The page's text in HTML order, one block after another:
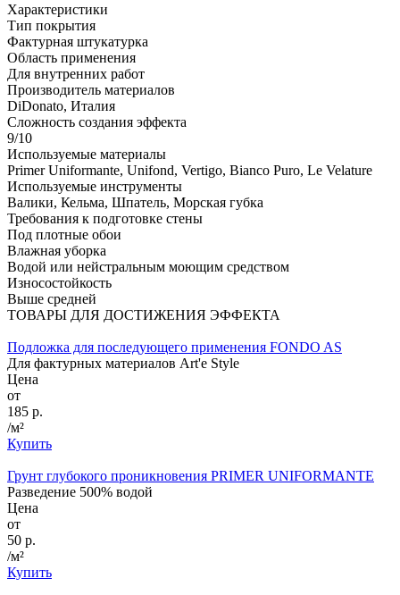
Характеристики
Тип покрытия
Фактурная штукатурка
Область применения
Для внутренних работ
Производитель материалов
DiDonato, Италия
Сложность создания эффекта
9/10
Используемые материалы
Primer Uniformante, Unifond, Vertigo, Bianco Puro, Le Velature
Используемые инструменты
Валики, Кельма, Шпатель, Морская губка
Требования к подготовке стены
Под плотные обои
Влажная уборка
Водой или нейстральным моющим средством
Износостойкость
Выше средней
ТОВАРЫ ДЛЯ ДОСТИЖЕНИЯ ЭФФЕКТА
Подложка для последующего применения FONDO AS
Для фактурных материалов Art'e Style
Цена
от
185 р.
/м²
Купить
Грунт глубокого проникновения PRIMER UNIFORMANTE
Разведение 500% водой
Цена
от
50 р.
/м²
Купить